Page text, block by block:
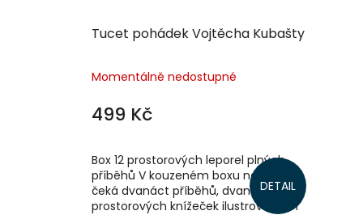
Tucet pohádek Vojtěcha Kubašty
Momentálně nedostupné
499 Kč
DETAIL
Box 12 prostorových leporel plných
příběhů V kouzeném boxu na vás
čeká dvanáct příběhů, dvanáct
prostorových knížeček ilustrovaných